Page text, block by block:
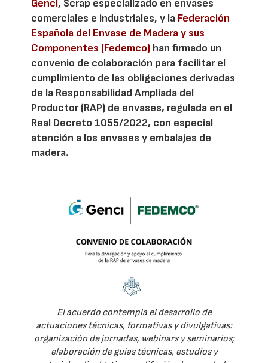
Genci, Scrap especializado en envases
comerciales e industriales, y la Federación
Española del Envase de Madera y sus
Componentes (Fedemco) han firmado un
convenio de colaboración para facilitar el
cumplimiento de las obligaciones derivadas
de la Responsabilidad Ampliada del
Productor (RAP) de envases, regulada en el
Real Decreto 1055/2022, con especial
atención a los envases y embalajes de
madera.
El acuerdo contempla el desarrollo de
actuaciones técnicas, formativas y divulgativas:
organización de jornadas, webinars y seminarios;
elaboración de guías técnicas, estudios y